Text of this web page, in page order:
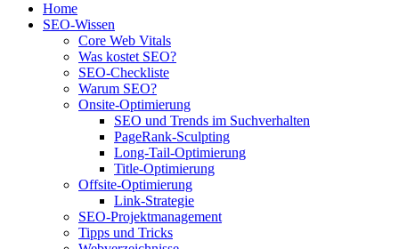
Home
SEO-Wissen
Core Web Vitals
Was kostet SEO?
SEO-Checkliste
Warum SEO?
Onsite-Optimierung
SEO und Trends im Suchverhalten
PageRank-Sculpting
Long-Tail-Optimierung
Title-Optimierung
Offsite-Optimierung
Link-Strategie
SEO-Projektmanagement
Tipps und Tricks